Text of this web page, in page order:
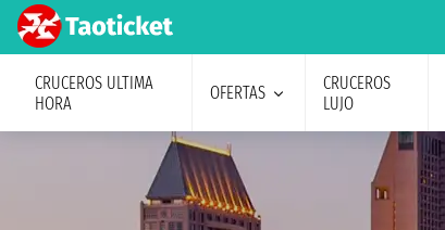
CRUCEROS ULTIMA
HORA
OFERTAS
CRUCEROS
LUJO